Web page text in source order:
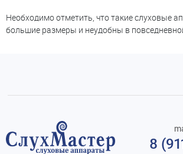
Необходимо отметить, что такие слуховые
большие размеры и неудобны в
8